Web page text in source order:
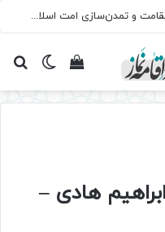
سروده‌ «اربعین»؛ روایت حماسه، استقامت و تمدن‌سازی امت اسلامی
تغییرمشاهده
هادی –